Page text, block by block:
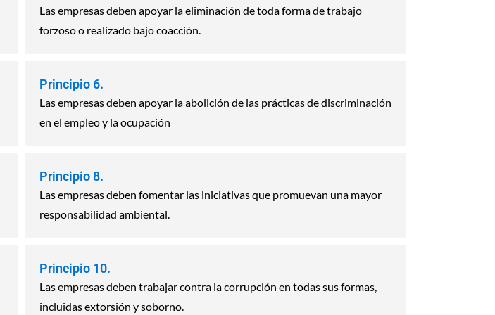
Las empresas deben apoyar la eliminación de toda forma de trabajo
forzoso o realizado bajo coacción.
Principio 6.
Las empresas deben apoyar la abolición de las prácticas de discriminación
en el empleo y la ocupación
Principio 8.
Las empresas deben fomentar las iniciativas que promuevan una mayor
responsabilidad ambiental.
Principio 10.
Las empresas deben trabajar contra la corrupción en todas sus formas,
incluidas extorsión y soborno.